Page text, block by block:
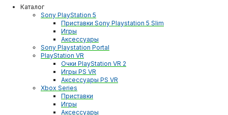
Каталог
Sony PlayStation 5
Приставки Sony Playstation 5 Slim
Игры
Аксессуары
Sony Playstation Portal
PlayStation VR
Очки PlayStation VR 2
Игры PS VR
Аксессуары PS VR
Xbox Series
Приставки
Игры
Аксессуары